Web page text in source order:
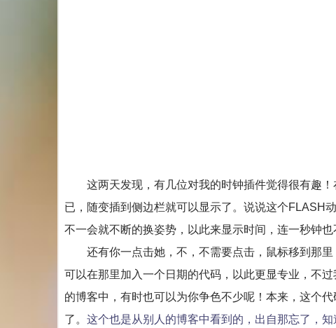
这两天发现，有几位对我的时钟插件觉得很有趣！
已，随变插到侧边栏就可以显示了。说说这个FLASH
不一会就不断的换姿势，以此来显示时间，连一秒钟
还有你一点击她，不，不需要点击，鼠标移到那里
可以在那里加入一个日期的代码，以此更显专业，不
的博客中，有时也可以为你争色不少呢！本来，这个
了。 这个也是从别人的博客中看到的，出自那忘了，知